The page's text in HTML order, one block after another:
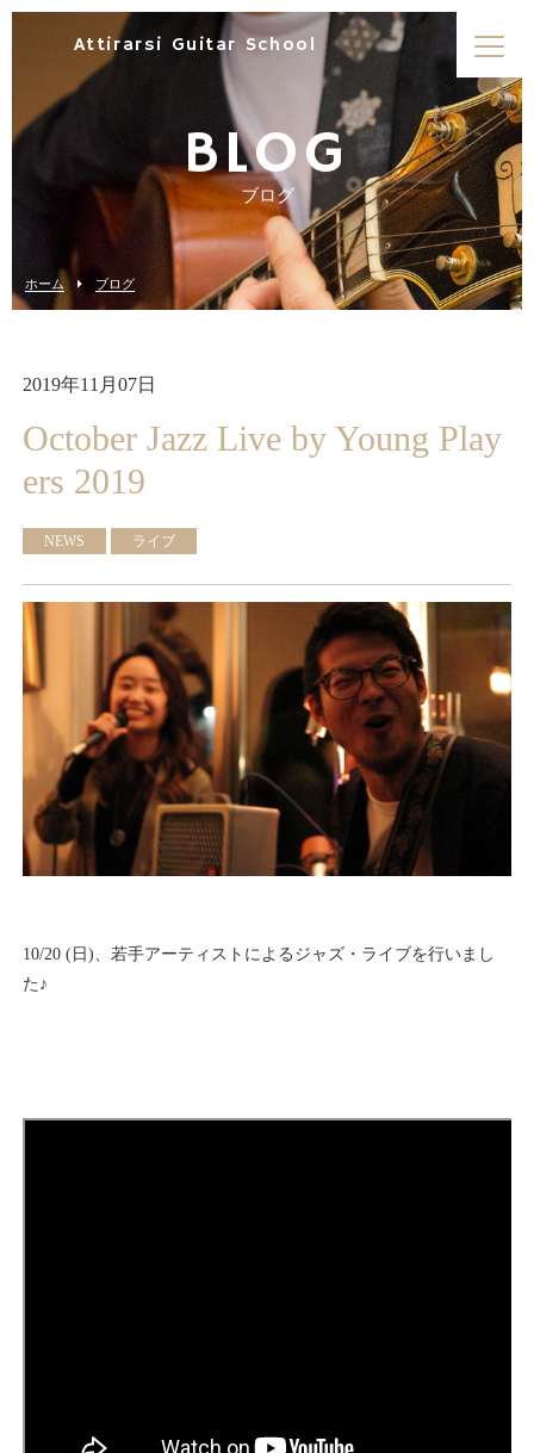
Attirarsi Guitar School
BLOG
ブログ
ホーム ブログ
2019年11月07日
October Jazz Live by Young Play
ers 2019
NEWS ライブ
10/20 (日)、若手アーティストによるジャズ・ライブを行いまし
た♪